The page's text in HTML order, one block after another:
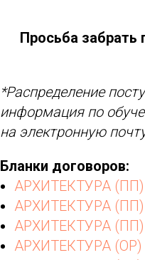
Просьба забрать
*Распределение
информация по
на электронную
Бланки договоров:
АРХИТЕКТУРА
АРХИТЕКТУРА (ПП)
АРХИТЕКТУРА (ПП)
АРХИТЕКТУРА (ОР)